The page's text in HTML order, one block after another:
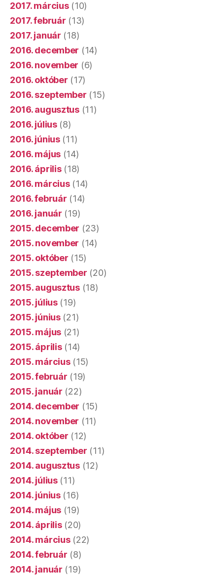
2017. március(10)
2017. február (13)
2017. január (18)
2016. december (14)
2016. november (6)
2016. október (17)
2016. szeptember (15)
2016. augusztus(11)
2016. július(8)
2016. június(11)
2016. május (14)
2016. április(18)
2016. március(14)
2016. február (14)
2016. január (19)
2015. december (23)
2015. november (14)
2015. október (15)
2015. szeptember (20)
2015. augusztus(18)
2015. július(19)
2015. június(21)
2015. május (21)
2015. április(14)
2015. március(15)
2015. február (19)
2015. január (22)
2014. december (15)
2014. november (11)
2014. október (12)
2014. szeptember (11)
2014. augusztus(12)
2014. július(11)
2014. június(16)
2014. május (19)
2014. április(20)
2014. március(22)
2014. február (8)
2014. január (19)